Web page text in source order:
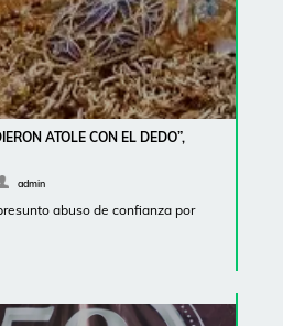
ATOLE CON EL DEDO”,
admin
abuso de confianza por